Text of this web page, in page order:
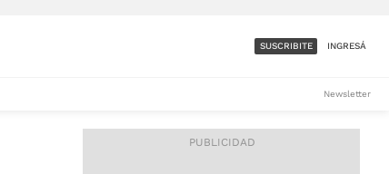
ACCESO FULL - $1.800/MES
SUSCRIBITE INGRESÁ
Newsletter